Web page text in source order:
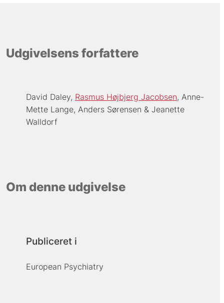
Udgivelsens forfattere
David Daley Rasmus Højbjerg Jacobsen Anne-
Mette Lange Anders Sørensen
Jeanette
Walldorf
Om denne udgivelse
Publiceret i
European Psychiatry